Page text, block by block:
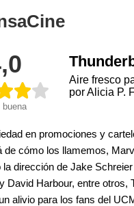
buena
Aire fresco
por Alicia P.
en promociones y
cómo los llamemos,
dirección de Jake
David Harbour, entre otros,
alivio para los fans del